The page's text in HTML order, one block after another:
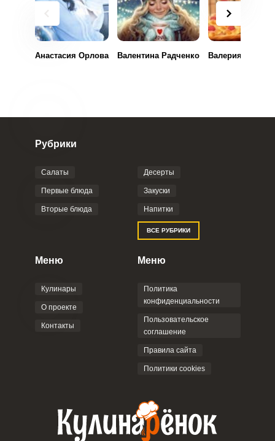
Анастасия Орлова Валентина Радченко Валерия
Рубрики
Салаты
Первые блюда
Вторые блюда
Десерты
Закуски
Напитки
ВСЕ РУБРИКИ
Меню
Кулинары
О проекте
Контакты
Меню
Политика
конфиденциальности
Пользовательское
соглашение
Правила сайта
Политики cookies